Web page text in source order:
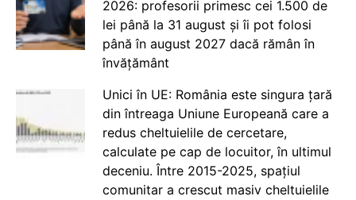
2026: profesorii primesc cei 1.500 de
lei până la 31 august și îi pot folosi
până în august 2027 dacă rămân în
învățământ
Unici în UE: România este singura țară
din întreaga Uniune Europeană care a
redus cheltuielile de cercetare,
calculate pe cap de locuitor, în ultimul
deceniu. Între 2015-2025, spațiul
comunitar a crescut masiv cheltuielile